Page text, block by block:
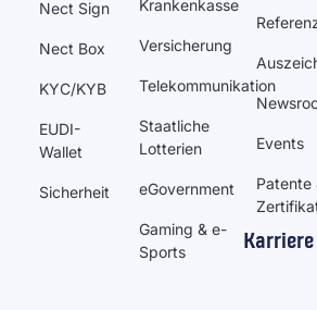
Nect Sign
Nect Box
KYC/KYB
EUDI-
Wallet
Sicherheit
Krankenkasse
Versicherung
Telekommunikation
Staatliche
Lotterien
eGovernment
Gaming & e-
Sports
Events
Patente
Karriere